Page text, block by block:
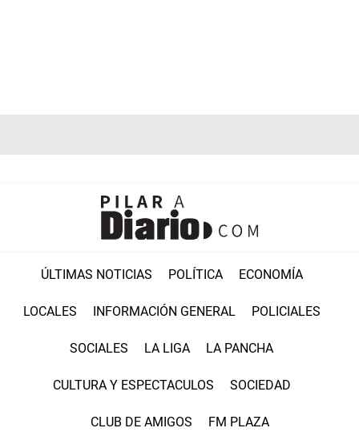
ÚLTIMAS NOTICIAS POLÍTICA ECONOMÍA
LOCALES INFORMACIÓN GENERAL POLICIALES
SOCIALES LA LIGA LA PANCHA
CULTURA Y ESPECTACULOS SOCIEDAD
CLUB DE AMIGOS FM PLAZA